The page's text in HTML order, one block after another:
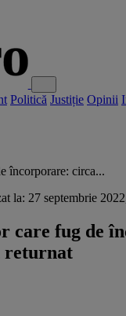
Politică Justiție Opinii
încorporare: circa...
la: 27 septembrie
care fug de
returnat